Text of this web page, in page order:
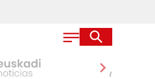
chevron_right